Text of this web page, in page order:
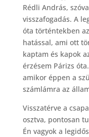
Rédli András,
visszafogadás. A
óta történtekben
hatással, ami ott
kaptam és kapok
érzésem Párizs
amikor éppen a
számlámra az
Visszatérve a
osztva, pontosan
Én vagyok a